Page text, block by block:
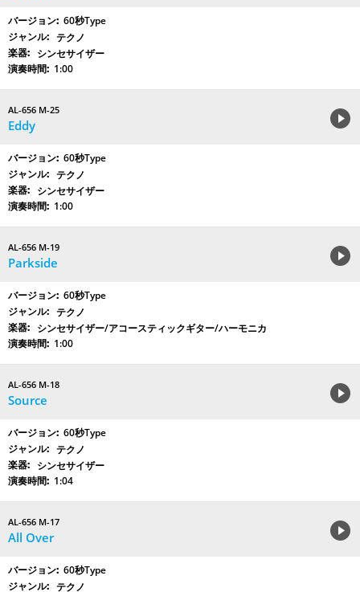
60秒Type
テクノ
シンセサイザー
1:00
AL-656 M-25
Eddy
60秒Type
テクノ
シンセサイザー
1:00
AL-656 M-19
Parkside
60秒Type
テクノ
シンセサイザー/アコースティックギター/ハーモニカ
1:00
AL-656 M-18
Source
60秒Type
テクノ
シンセサイザー
1:04
AL-656 M-17
All Over
60秒Type
テクノ